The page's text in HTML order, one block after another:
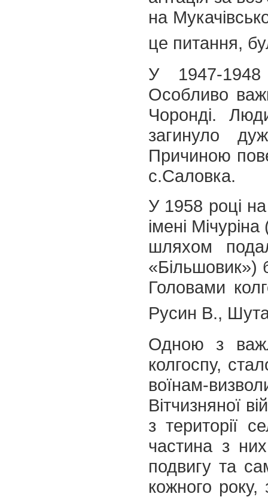
на
це питання,
У 1947-
Особливо
Чоронді.
загинуло
Причиною
с.Саловка.
У 1958 році на
імені
шляхом
«Більшовик»)
Головами
Русин В.,
Одною з
колгоспу,
воїнам-
Вітчизняної
з території
частина з
подвигу та
кожного